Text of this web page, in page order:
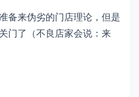
备来伪劣的门店理论，但是
门了（不良店家会说：来